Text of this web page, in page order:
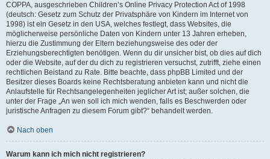
COPPA, ausgeschrieben Children’s Online Privacy Protection Act of 1998
(deutsch: Gesetz zum Schutz der Privatsphäre von Kindern im Internet von
1998) ist ein Gesetz in den USA, welches festlegt, dass Websites, die
möglicherweise persönliche Daten von Kindern unter 13 Jahren erheben,
hierzu die Zustimmung der Eltern beziehungsweise des oder der
Erziehungsberechtigten benötigen. Wenn du dir unsicher bist, ob dies auf dich
oder die Website, auf der du dich zu registrieren versuchst, zutrifft, ziehe einen
rechtlichen Beistand zu Rate. Bitte beachte, dass phpBB Limited und der
Besitzer dieses Boards keine Rechtsberatung anbieten kann und nicht die
Anlaufstelle für Rechtsangelegenheiten jeglicher Art ist; außer solchen, die
unter der Frage „An wen soll ich mich wenden, falls es Beschwerden oder
juristische Anfragen zu diesem Forum gibt?“ behandelt werden.
Nach oben
Warum kann ich mich nicht registrieren?